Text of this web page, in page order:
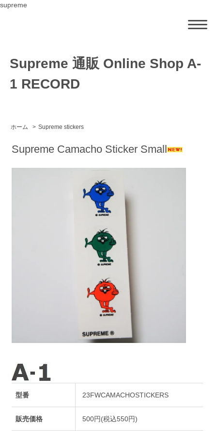
supreme
Supreme 通販 Online Shop A-
1 RECORD
ホーム > Supreme stickers
Supreme Camacho Sticker Small
型番 23FWCAMACHOSTICKERS
販売価格 500円(税込550円)